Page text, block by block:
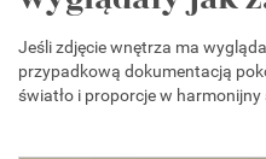
Jeśli zdjęcie wnętrza ma
przypadkową dokumentacją
światło i proporcje w